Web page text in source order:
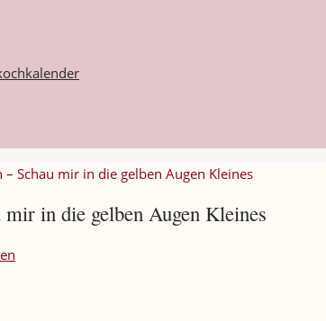
– Schau mir in die gelben Augen Kleines
in die gelben Augen Kleines